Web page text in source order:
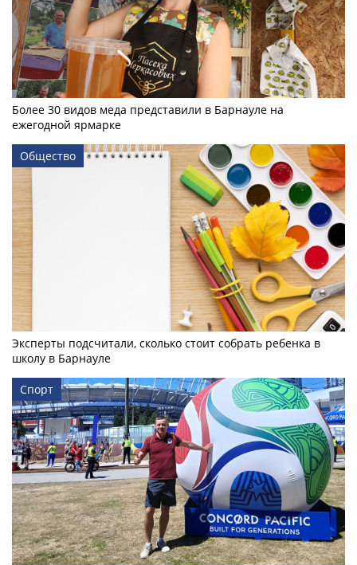
Более 30 видов меда представили в Барнауле на
ежегодной ярмарке
Общество
Эксперты подсчитали, сколько стоит собрать ребенка в
школу в Барнауле
Спорт